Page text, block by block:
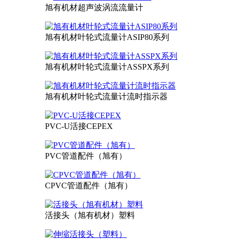
旭有机材超声波涡流流量计
旭有机材叶轮式流量计ASIP80系列
旭有机材叶轮式流量计ASSPX系列
旭有机材叶轮式流量计流时指示器
PVC-U活接CEPEX
PVC管道配件（旭有）
CPVC管道配件（旭有）
活接头（旭有机材）塑料